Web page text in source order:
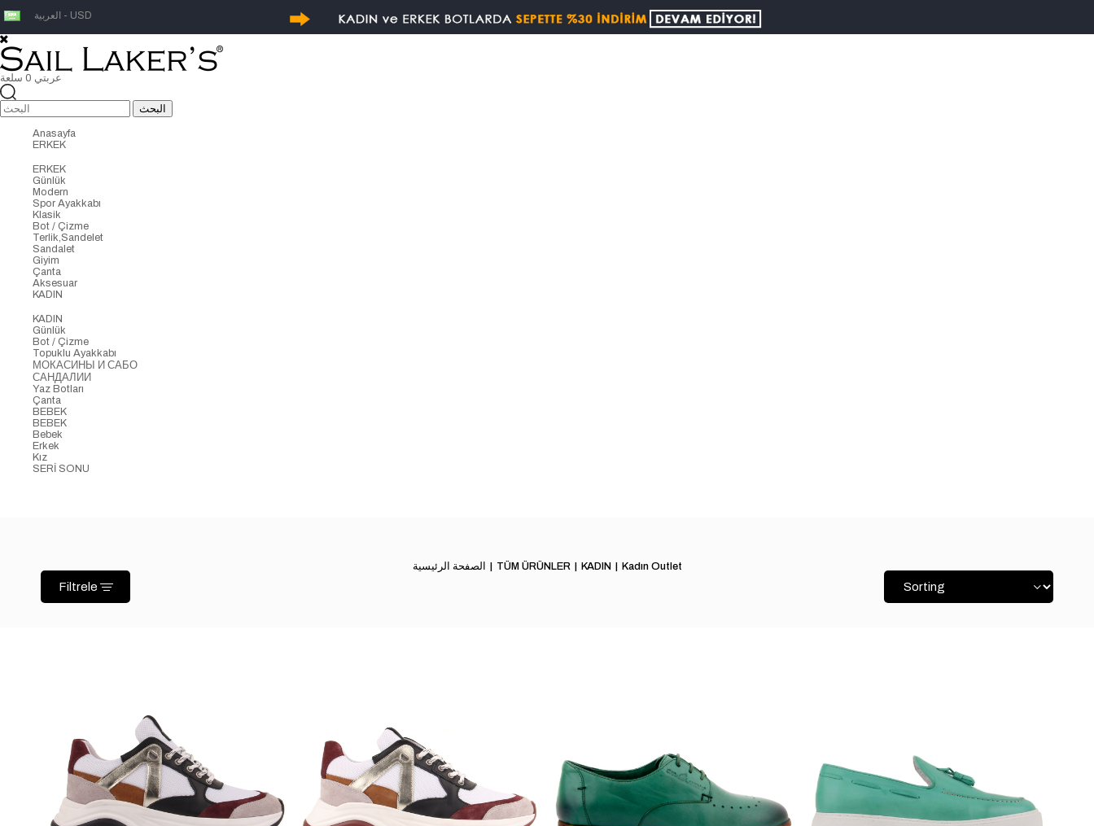
العربية - USD
عربتي 0 سلعة
Anasayfa
ERKEK
ERKEK
Günlük
Modern
Spor Ayakkabı
Klasik
Bot / Çizme
Terlik,Sandelet
Sandalet
Giyim
Çanta
Aksesuar
KADIN
KADIN
Günlük
Bot / Çizme
Topuklu Ayakkabı
МОКАСИНЫ И САБО
САНДАЛИИ
Yaz Botları
Çanta
BEBEK
BEBEK
Bebek
Erkek
Kız
SERİ SONU
الصفحة الرئيسية TÜM ÜRÜNLER KADIN Kadın Outlet
Filtrele